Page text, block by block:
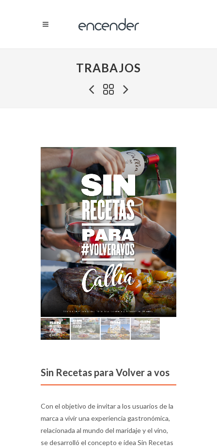
TRABAJOS
Sin Recetas para Volver a vos
Con el objetivo de invitar a los usuarios de la
marca a vivir una experiencia gastronómica,
relacionada al mundo del maridaje y el vino,
se desarrolló el concepto e idea Sin Recetas